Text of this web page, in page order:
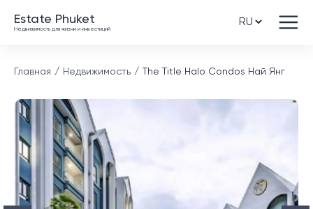
Estate Phuket
Недвижимость для жизни и инвестиций
Главная Недвижимость The Title Halo Condos Най Янг